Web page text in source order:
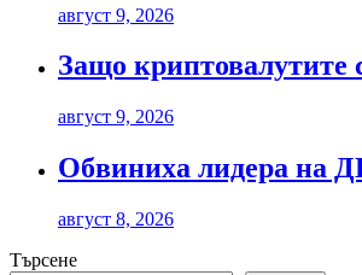
август 9, 2026
Защо криптовалутите
август 9, 2026
Обвиниха лидера на
август 8, 2026
Търсене